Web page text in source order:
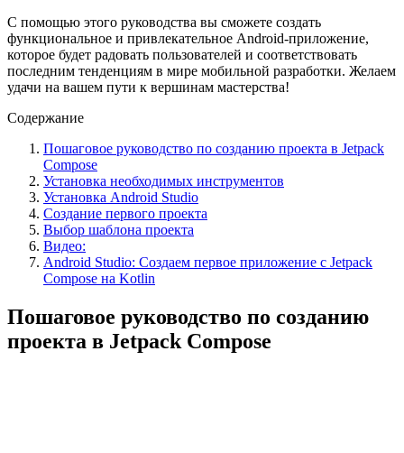
С помощью этого руководства вы сможете создать
функциональное и привлекательное Android-приложение,
которое будет радовать пользователей и соответствовать
последним тенденциям в мире мобильной разработки. Желаем
удачи на вашем пути к вершинам мастерства!
Содержание
Пошаговое руководство по созданию проекта в Jetpack
Compose
Установка необходимых инструментов
Установка Android Studio
Создание первого проекта
Выбор шаблона проекта
Видео:
Android Studio: Создаем первое приложение с Jetpack
Compose на Kotlin
Пошаговое руководство по созданию
проекта в Jetpack Compose